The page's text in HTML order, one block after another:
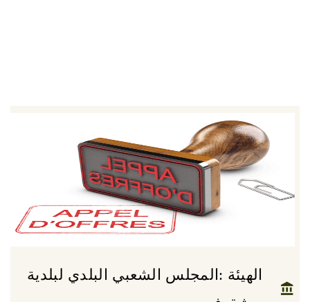
الهيئة :المجلس الشعبي البلدي لبلدية